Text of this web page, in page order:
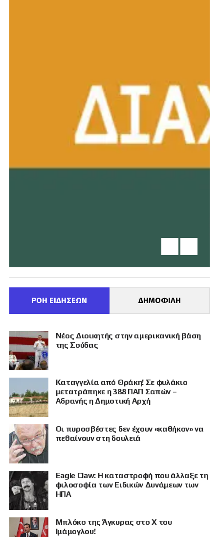
ΠΡΟΒΟΛΗ
ΡΟΗ ΕΙΔΗΣΕΩΝ ΔΗΜΟΦΙΛΗ
Νέος Διοικητής στην αμερικανική βάση
της Σούδας
Καταγγελία από Θράκη! Σε φυλάκιο
μετατράπηκε η 388 ΠΑΠ Σαπών –
Αδρανής η Δημοτική Αρχή
Οι πυροσβέστες δεν έχουν «καθήκον» να
πεθαίνουν στη δουλειά
Eagle Claw: Η καταστροφή που άλλαξε τη
φιλοσοφία των Ειδικών Δυνάμεων των
ΗΠΑ
Μπλόκο της Άγκυρας στο X του
Ιμάμογλου!